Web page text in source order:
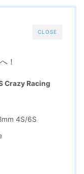
CLOSE
！
Crazy Racing
4S/6S